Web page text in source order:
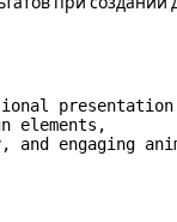
elements,
engaging